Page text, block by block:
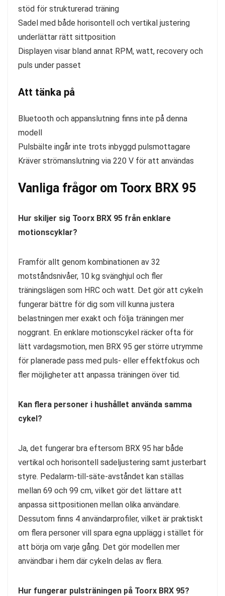
stöd för strukturerad träning
Sadel med både horisontell och vertikal justering
underlättar rätt sittposition
Displayen visar bland annat RPM, watt, recovery och
puls under passet
Att tänka på
Bluetooth och appanslutning finns inte på denna
modell
Pulsbälte ingår inte trots inbyggd pulsmottagare
Kräver strömanslutning via 220 V för att användas
Vanliga frågor om Toorx BRX 95
Hur skiljer sig Toorx BRX 95 från enklare
motionscyklar?
Framför allt genom kombinationen av 32
motståndsnivåer, 10 kg svänghjul och fler
träningslägen som HRC och watt. Det gör att cykeln
fungerar bättre för dig som vill kunna justera
belastningen mer exakt och följa träningen mer
noggrant. En enklare motionscykel räcker ofta för
lätt vardagsmotion, men BRX 95 ger större utrymme
för planerade pass med puls- eller effektfokus och
fler möjligheter att anpassa träningen över tid.
Kan flera personer i hushållet använda samma
cykel?
Ja, det fungerar bra eftersom BRX 95 har både
vertikal och horisontell sadeljustering samt justerbart
styre. Pedalarm-till-säte-avståndet kan ställas
mellan 69 och 99 cm, vilket gör det lättare att
anpassa sittpositionen mellan olika användare.
Dessutom finns 4 användarprofiler, vilket är praktiskt
om flera personer vill spara egna upplägg i stället för
att börja om varje gång. Det gör modellen mer
användbar i hem där cykeln delas av flera.
Hur fungerar pulsträningen på Toorx BRX 95?